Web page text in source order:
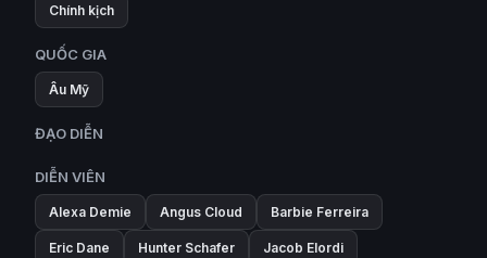
Chính kịch
QUỐC GIA
Âu Mỹ
ĐẠO DIỄN
DIỄN VIÊN
Alexa Demie Angus Cloud Barbie Ferreira
Eric Dane Hunter Schafer Jacob Elordi